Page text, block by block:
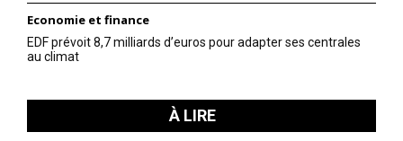
Economie et finance
EDF prévoit 8,7 milliards d’euros pour adapter ses centrales
au climat
À LIRE